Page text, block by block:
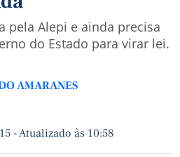
pela Alepi e ainda precisa
do Estado para virar lei.
AMARANES
-Atualizado às 10:58